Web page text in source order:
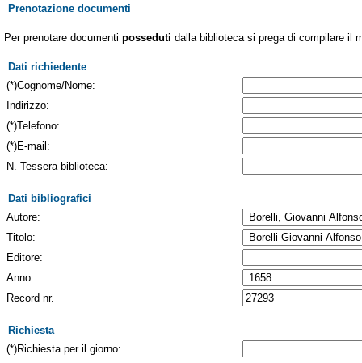
Prenotazione documenti
Per prenotare documenti posseduti dalla biblioteca si prega di compilare il
Dati richiedente
(*)Cognome/Nome:
Indirizzo:
(*)Telefono:
(*)E-mail:
N. Tessera biblioteca:
Dati bibliografici
Autore:
Titolo:
Editore:
Anno:
Record nr.
Richiesta
(*)Richiesta per il giorno: